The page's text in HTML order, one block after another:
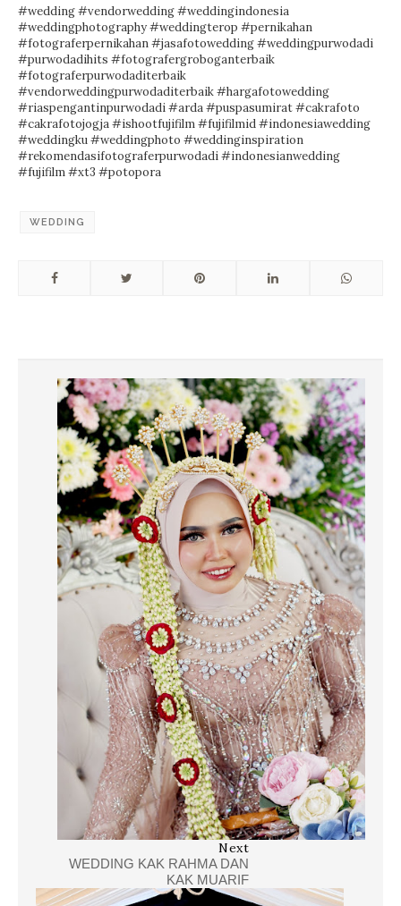
#wedding#vendorwedding#weddingindonesia
#weddingphotography#weddingterop #pernikahan
#fotograferpernikahan#jasafotowedding#weddingpurwodadi
#purwodadihits #fotografergroboganterbaik
#fotograferpurwodaditerbaik
#vendorweddingpurwodaditerbaik#hargafotowedding
#riaspengantinpurwodadi#arda#puspasumirat#cakrafoto
#cakrafotojogja#ishootfujifilm#fujifilmid#indonesiawedding
#weddingku#weddingphoto #weddinginspiration
#rekomendasifotograferpurwodadi#indonesianwedding
#fujifilm#xt3 #potopora
WEDDING
Next
WEDDING KAK RAHMA DAN
KAK MUARIF